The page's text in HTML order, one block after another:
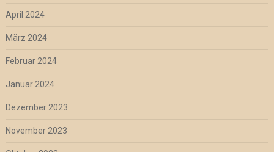
April 2024
März 2024
Februar 2024
Januar 2024
Dezember 2023
November 2023